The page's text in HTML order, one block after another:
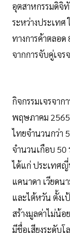
อุตสาหกรรมดิจิ
ระหว่างประเทศ
ทางการค้าตลอ
จากการจับคู่เจร
กิจกรรมเจรจา
พฤษภาคม
ไทยจำนวนกว่า
จำนวนเกือบ 50
ได้แก่ ประเทศญี่
แคนาดา เวียดน
และไต้หวัน ตั้งเ
สร้างมูลค่าไม่น้
มีชื่อเสียงระดับโ